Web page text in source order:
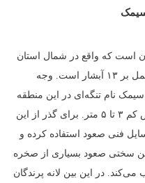
است که واقع در شمال استان
قرار دارد. آبشار‌های منطقه سیمک مشتمل بر ۱۳ آبشار است. وجه
نام تنگه‌ای در این منطقه
می‌باشد، با دیواره‌‌های بسیار بلند و عرض کم ۳ تا ۵ متر. برای گذر از این
فنی صعود استفاده کرده و
سختی صعود بسیاری از صخره
در این بین لانه پرندگان